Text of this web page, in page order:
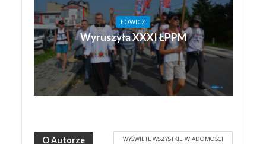
ŁOWICZ
Wyruszyła XXXI ŁPPM
O Autorze WYŚWIETL WSZYSTKIE WIADOMOŚCI